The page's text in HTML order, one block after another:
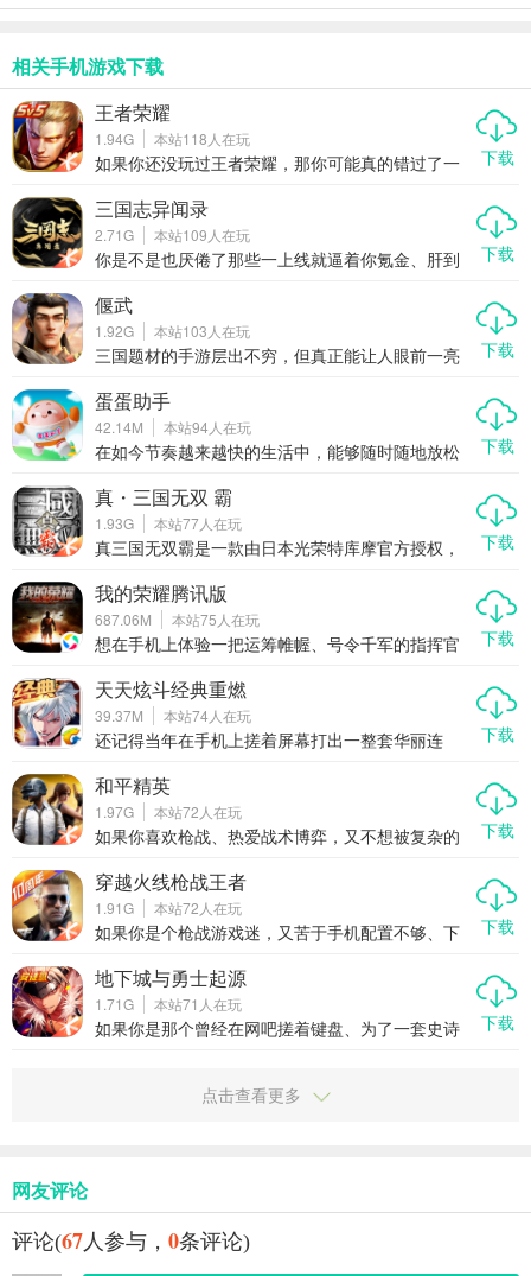
相关手机游戏下载
王者荣耀
1.94G 本站118 人在玩
如果你还没玩过王者荣耀，那你可能真的错过了一
国民级手游。这不仅仅是一款手机游戏，它更像是
一场全民参与的电竞狂欢，一个靠操作和意识说话
的公平竞技场。在这里，没有无敌的氪金英雄，只
有不断进阶的技术与团队配合。无论你是喜欢秀操
作的孤胆英雄，还是愿意默默辅助的幕后功臣，王
者荣耀都能给你一席之地。
下载
三国志异闻录
2.71G 本站109 人在玩
你是不是也厌倦了那些一上线就逼着你氪金、肝到
也能玩得爽的三国题材新游杀进市场——三国志异
闻录。这可不是又一款换皮卡牌堆战力的游戏，它
是腾讯首款Q版回合制RPG，主打轻松收集、开放
养成、自由交易，甚至还能搬砖赚点零花钱。没
错，它把“策略”两个字重新捡了起来，不再比谁充得
多，而是看谁玩得聪明。今天咱们就好好聊聊，为
什么这款看似萌系实则硬核的手游，正在悄悄改变
你对三国游戏的认知。
下载
偃武
1.92G 本站103 人在玩
三国题材的手游层出不穷，但真正能让人眼前一亮
戏中脱颖而出的作品。它不仅将三国历史与战略玩
法深度融合，还通过高品质的画面、万人同屏的即
时战斗以及真实细腻的单位设定，为玩家带来前所
未有的沉浸式体验。如果你是策略游戏爱好者，又
对三国文化情有独钟，那么《偃武》绝对值得一
试。
下载
蛋蛋助手
42.14M 本站94 人在玩
在如今节奏越来越快的生活中，能够随时随地放松
的休闲点消类手游蛋蛋助手，正是这样一款让人一
玩就停不下来的小清新游戏。它不仅玩法简单、操
作轻松，还融合了丰富的关卡设计和趣味元素，无
论是通勤途中还是休息时间，都能让你轻松上手、
快乐消除。如果你正在寻找一款既能打发时间又能
带来成就感的休闲游戏，那么蛋蛋助手绝对值得你
一试。
下载
真・三国无双 霸
1.93G 本站77人在玩
真三国无双霸是一款由日本光荣特库摩官方授权，
的“真三国无双”系列为蓝本，完美还原了主机端的核
心玩法与精髓，同时针对移动端进行了优化和创
新。玩家可以化身三国时期的猛将，体验一骑当千
的快感，感受群雄逐鹿、乱世纷争的独特魅力。游
戏不仅保留了原作的经典元素，还加入了更多适合
手机平台的新特性，让玩家随时随地都能享受热血
沸腾的战斗乐趣。
下载
我的荣耀腾讯版
687.06M 本站75 人在玩
想在手机上体验一把运筹帷幄、号令千军的指挥官
权？那就别错过最近火出圈的我的荣耀腾讯版！这
可不是那种点点点就能通关的挂机游戏，而是一款
真刀真枪拼策略、拼操作、拼联盟智慧的多人在线
战争手游。在这里，你不是一个人在战斗，而是作
为一方阵营的核心指挥官，从零开始建造基地、训
练部队、研发科技，联合战友一步步打下江山。资
源争夺、领土扩张、间谍渗透、联盟博弈……所有
你能想到的战争戏码，这里全都有。如果你厌倦了
千篇一律的割草玩法，渴望一场真正烧脑又热血的
全球大战，那我的荣耀腾讯版绝
下载
天天炫斗经典重燃
39.37M 本站74 人在玩
还记得当年在手机上搓着屏幕打出一整套华丽连
数动作游戏爱好者热血沸腾的《天天炫斗》回来
了！不是换皮，不是缝合，而是真真正正的经典重
燃——2025全新版本天天炫斗经典重燃强势上线，
原班手感回归，打击感拉满，连招系统全面进化，
带你重回指尖格斗的黄金年代。这一次，不只是怀
旧，更是一场动作手游的全面觉醒。
下载
和平精英
1.97G 本站72 人在玩
如果你喜欢枪战、热爱战术博弈，又不想被复杂的
吃鸡游戏。它不只是简单的射击手游，而是一场融
合了策略、反应和团队协作的指尖战场。从画质到
手感，从地图设计到社交体验，每一个细节都在告
诉你：这才是真正的移动端战术竞技。
下载
穿越火线枪战王者
1.91G 本站72 人在玩
如果你是个枪战游戏迷，又苦于手机配置不够、下
线枪战王者来了，而且是以“云游戏”的方式直接甩开
硬件限制，点开就玩，不占内存，不发烫，低配机
也能畅快刚枪。这不仅仅是一款经典IP的手游延
续，更是一次真正意义上的移动射击革命。它把端
游级别的操作感、竞技性、地图设计原汁原味搬到
适配问题。想随时随地来一把爆头对决？现在真的
下载
地下城与勇士起源
1.71G 本站71 人在玩
如果你是那个曾经在网吧搓着键盘、为了一套史诗
感，终于原汁原味地搬上了手机——地下城与勇士
起源，不只是情怀复刻，更是一次真正能打的手游
大陆的冒险，真的能打。
下载
点击查看更多
网友评论
评论(67 人参与， 0条评论)